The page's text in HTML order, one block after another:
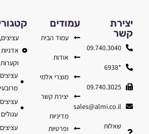
עציצים,
אדניות
וקערות
עציצים
עציצים
עגולים
עציצים
עמודים
עמוד הבית
אודות
מוצרי אלמי
יצירת קשר
מדיניות
ופרטיות
יצירת
קשר
09.740.3040
*6938
09.740.3025
sales@almi.co.il
שאלות